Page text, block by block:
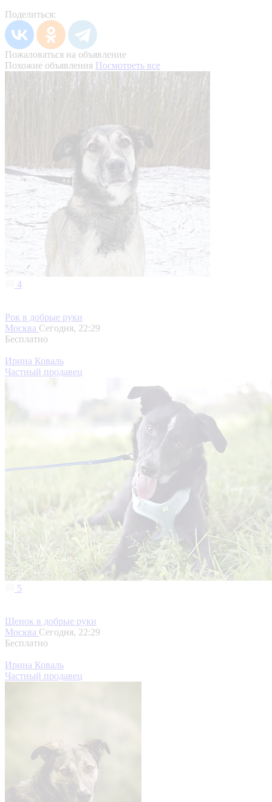
Поделиться:
Пожаловаться на объявление
Похожие объявления Посмотреть все
4
Рок в добрые руки
Москва Сегодня, 22:29
Бесплатно
Ирина Коваль
Частный продавец
5
Щенок в добрые руки
Москва Сегодня, 22:29
Бесплатно
Ирина Коваль
Частный продавец